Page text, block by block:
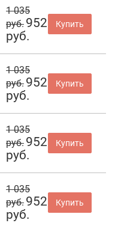
1 035
руб. 952
руб.
Купить
1 035
руб. 952
руб.
Купить
1 035
руб. 952
руб.
Купить
1 035
руб. 952
руб.
Купить